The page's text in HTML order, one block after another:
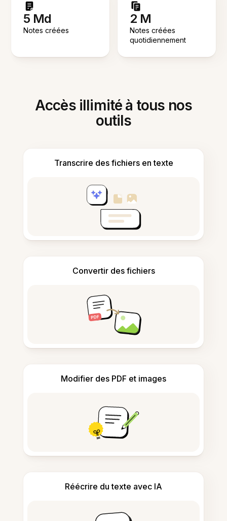
5 Md
Notes créées
2 M
Notes créées
quotidiennement
Accès illimité à tous nos
outils
Transcrire des fichiers en texte
Convertir des fichiers
Modifier des PDF et images
Réécrire du texte avec IA